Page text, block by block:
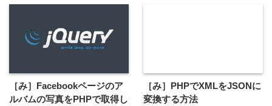
［み］Facebookページのア
ルバムの写真をPHPで取得し
［み］PHPでXMLをJSONに
変換する方法